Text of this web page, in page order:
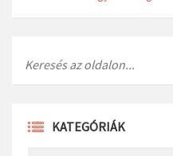
KATEGÓRIÁK